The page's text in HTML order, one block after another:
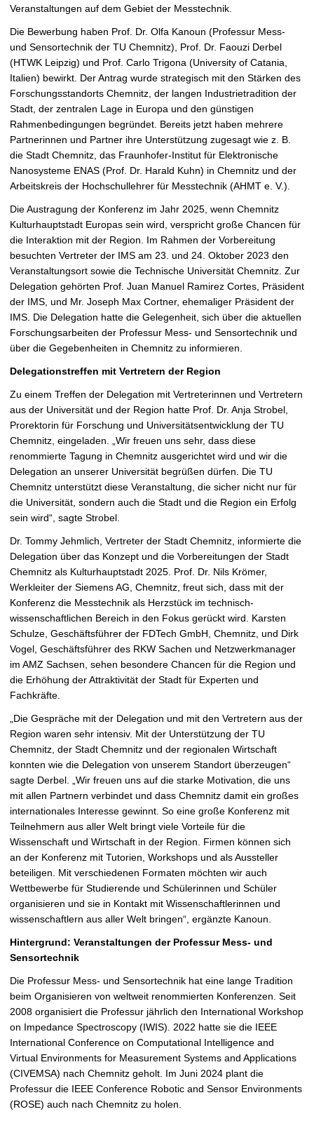
Veranstaltungen auf dem Gebiet der Messtechnik.
Die Bewerbung haben Prof. Dr. Olfa Kanoun (Professur Mess-
und Sensortechnik der TU Chemnitz), Prof. Dr. Faouzi Derbel
(HTWK Leipzig) und Prof. Carlo Trigona (University of Catania,
Italien) bewirkt. Der Antrag wurde strategisch mit den Stärken des
Forschungsstandorts Chemnitz, der langen Industrietradition der
Stadt, der zentralen Lage in Europa und den günstigen
Rahmenbedingungen begründet. Bereits jetzt haben mehrere
Partnerinnen und Partner ihre Unterstützung zugesagt wie z. B.
die Stadt Chemnitz, das Fraunhofer-Institut für Elektronische
Nanosysteme ENAS (Prof. Dr. Harald Kuhn) in Chemnitz und der
Arbeitskreis der Hochschullehrer für Messtechnik (AHMT e. V.).
Die Austragung der Konferenz im Jahr 2025, wenn Chemnitz
Kulturhauptstadt Europas sein wird, verspricht große Chancen für
die Interaktion mit der Region. Im Rahmen der Vorbereitung
besuchten Vertreter der IMS am 23. und 24. Oktober 2023 den
Veranstaltungsort sowie die Technische Universität Chemnitz. Zur
Delegation gehörten Prof. Juan Manuel Ramirez Cortes, Präsident
der IMS, und Mr. Joseph Max Cortner, ehemaliger Präsident der
IMS. Die Delegation hatte die Gelegenheit, sich über die aktuellen
Forschungsarbeiten der Professur Mess- und Sensortechnik und
über die Gegebenheiten in Chemnitz zu informieren.
Delegationstreffen mit Vertretern der Region
Zu einem Treffen der Delegation mit Vertreterinnen und Vertretern
aus der Universität und der Region hatte Prof. Dr. Anja Strobel,
Prorektorin für Forschung und Universitätsentwicklung der TU
Chemnitz, eingeladen. „Wir freuen uns sehr, dass diese
renommierte Tagung in Chemnitz ausgerichtet wird und wir die
Delegation an unserer Universität begrüßen dürfen. Die TU
Chemnitz unterstützt diese Veranstaltung, die sicher nicht nur für
die Universität, sondern auch die Stadt und die Region ein Erfolg
sein wird“, sagte Strobel.
Dr. Tommy Jehmlich, Vertreter der Stadt Chemnitz, informierte die
Delegation über das Konzept und die Vorbereitungen der Stadt
Chemnitz als Kulturhauptstadt 2025. Prof. Dr. Nils Krömer,
Werkleiter der Siemens AG, Chemnitz, freut sich, dass mit der
Konferenz die Messtechnik als Herzstück im technisch-
wissenschaftlichen Bereich in den Fokus gerückt wird. Karsten
Schulze, Geschäftsführer der FDTech GmbH, Chemnitz, und Dirk
Vogel, Geschäftsführer des RKW Sachen und Netzwerkmanager
im AMZ Sachsen, sehen besondere Chancen für die Region und
die Erhöhung der Attraktivität der Stadt für Experten und
Fachkräfte.
„Die Gespräche mit der Delegation und mit den Vertretern aus der
Region waren sehr intensiv. Mit der Unterstützung der TU
Chemnitz, der Stadt Chemnitz und der regionalen Wirtschaft
konnten wie die Delegation von unserem Standort überzeugen“
sagte Derbel. „Wir freuen uns auf die starke Motivation, die uns
mit allen Partnern verbindet und dass Chemnitz damit ein großes
internationales Interesse gewinnt. So eine große Konferenz mit
Teilnehmern aus aller Welt bringt viele Vorteile für die
Wissenschaft und Wirtschaft in der Region. Firmen können sich
an der Konferenz mit Tutorien, Workshops und als Aussteller
beteiligen. Mit verschiedenen Formaten möchten wir auch
Wettbewerbe für Studierende und Schülerinnen und Schüler
organisieren und sie in Kontakt mit Wissenschaftlerinnen und
wissenschaftlern aus aller Welt bringen“, ergänzte Kanoun.
Hintergrund: Veranstaltungen der Professur Mess- und
Sensortechnik
Die Professur Mess- und Sensortechnik hat eine lange Tradition
beim Organisieren von weltweit renommierten Konferenzen. Seit
2008 organisiert die Professur jährlich den International Workshop
on Impedance Spectroscopy (IWIS). 2022 hatte sie die IEEE
International Conference on Computational Intelligence and
Virtual Environments for Measurement Systems and Applications
(CIVEMSA) nach Chemnitz geholt. Im Juni 2024 plant die
Professur die IEEE Conference Robotic and Sensor Environments
(ROSE) auch nach Chemnitz zu holen.